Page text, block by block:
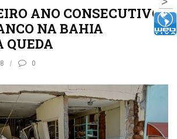
ANO CONSECUTIVO
NA BAHIA
QUEDA
0